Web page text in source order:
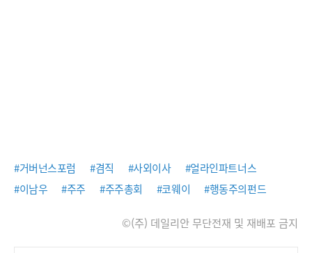
#거버넌스포럼 #겸직 #사외이사
#얼라인파트너스
#이남우
#주주 #주주총회 #코웨이 #행동주의펀드
©(주) 데일리안 무단전재 및 재배포 금지